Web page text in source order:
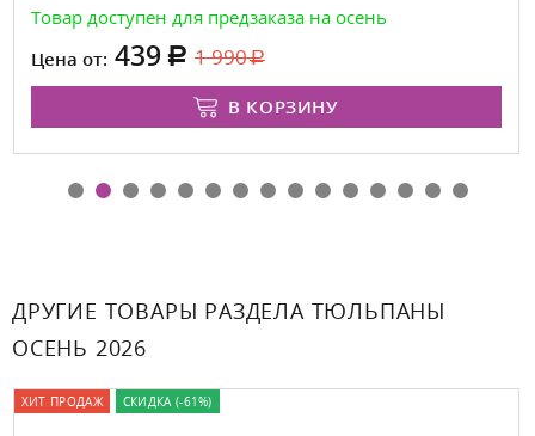
Товар доступен для предзаказа на осень
Цена от: 439 1 990
В КОРЗИНУ
ДРУГИЕ ТОВАРЫ РАЗДЕЛА ТЮЛЬПАНЫ
ОСЕНЬ 2026
ХИТ ПРОДАЖ СКИДКА (-61%)